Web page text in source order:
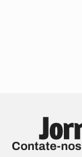
Contate-nos